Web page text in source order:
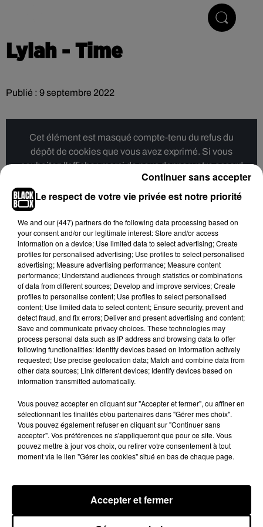
Lylah - Time
Publié : 9 septembre 2022
Cet élément est masqué compte-tenu du refus du
dépôt de cookies que vous avez exprimé. Si vous
souhaitez l'afficher, merci de nous donner votre accord
en cliquant sur le bouton ci-dessous.
Hip-Hop News
7 août 2026
Moha MMZ dévoile « Mikasa », un
nouveau single entre amour et...
7 août 2026
Tayc et Didi
plus dansant
Le respect de votre vie privée est notre priorité
We and our (447) partnersdo the following data processing based on
your consent and/or our legitimate interest: Store and/or access
information on a device; Use limited data to select advertising; Create
profiles for personalised advertising; Use profiles to select personalised
advertising; Measure advertising performance; Measure content
performance; Understand audiences through statistics or combinations
of data from different sources; Develop and improve services; Create
profiles to personalise content; Use profiles to select personalised
content; Use limited data to select content; Ensure security, prevent and
detect fraud, and fix errors; Deliver and present advertising and content;
Save and communicate privacy choices. These technologies may
process personal data such as IP address and browsing data to offer
following functionalities: Identify devices based on information actively
requested; Use precise geolocation data; Match and combine data from
other data sources; Link different devices; Identify devices based on
information transmitted automatically.
Vous pouvez accepter en cliquant sur "Accepter et fermer", ou affiner en
sélectionnant les finalités et/ou partenaires dans "Gérer mes choix".
Vous pouvez également refuser en cliquant sur "Continuer sans
accepter". Vos préférences ne s'appliqueront que pour ce site. Vous
pouvez mettre à jour vos choix, ou retirer votre consentement à tout
moment via le lien "Gérer les cookies" situé en bas de chaque page.
Accepter et fermer
Continuer sans accepter